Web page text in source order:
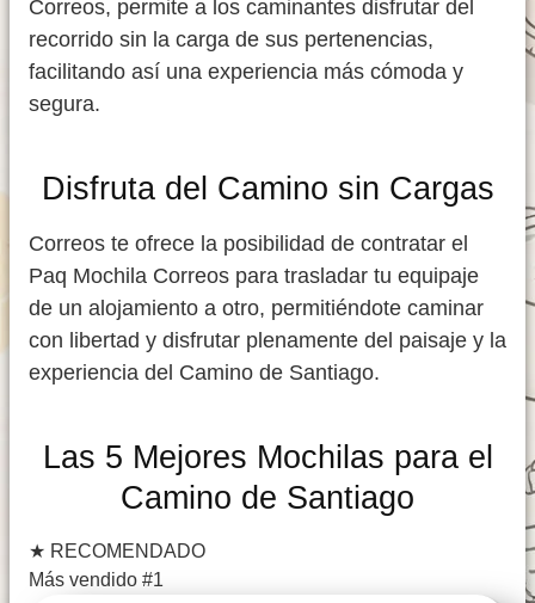
Correos, permite a los caminantes disfrutar del
recorrido sin la carga de sus pertenencias,
facilitando así una experiencia más cómoda y
segura.
Disfruta del Camino sin Cargas
Correos te ofrece la posibilidad de contratar el
Paq Mochila Correos para trasladar tu equipaje
de un alojamiento a otro, permitiéndote caminar
con libertad y disfrutar plenamente del paisaje y la
experiencia del Camino de Santiago.
Las 5 Mejores Mochilas para el
Camino de Santiago
★ RECOMENDADO
Más vendido #1